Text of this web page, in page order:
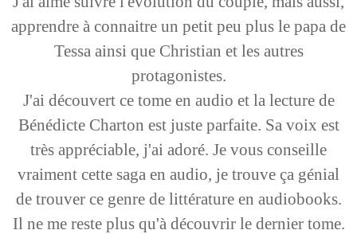
apprendre à connaitre un petit peu plus le papa de
Tessa ainsi que Christian et les autres
protagonistes.
J'ai découvert ce tome en audio et la lecture de
Bénédicte Charton est juste parfaite. Sa voix est
très appréciable, j'ai adoré. Je vous conseille
vraiment cette saga en audio, je trouve ça génial
de trouver ce genre de littérature en audiobooks.
Il ne me reste plus qu'à découvrir le dernier tome.